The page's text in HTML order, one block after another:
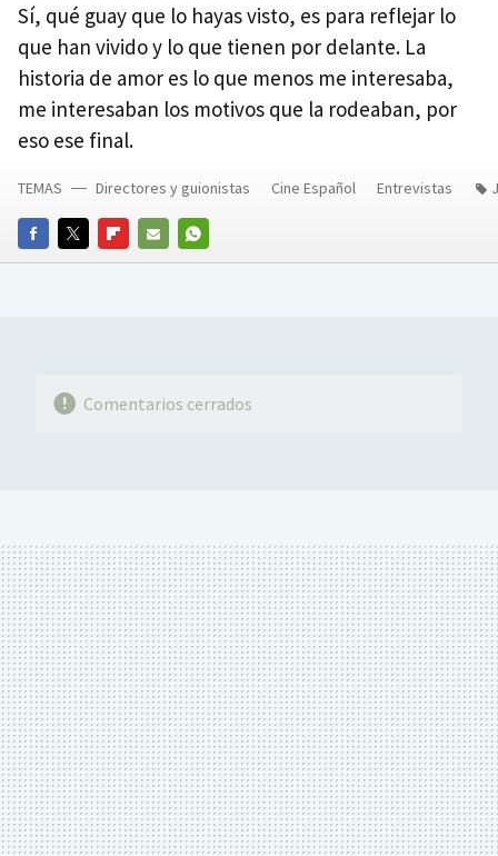
Sí, qué guay que lo hayas visto, es para reflejar lo
que han vivido y lo que tienen por delante. La
historia de amor es lo que menos me interesaba,
me interesaban los motivos que la rodeaban, por
eso ese final.
FACEBOOKTWITTERFLIPBOARD
E-
WHATSAPP
TEMAS Directores y guionistas Cine Español Entrevistas
Comentarios cerrados